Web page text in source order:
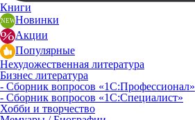
Книги
Новинки
Акции
Популярные
Нехудожественная литература
Бизнес литература
- Сборник вопросов «1С:Профессионал»
- Сборник вопросов «1С:Специалист»
Хобби и творчество